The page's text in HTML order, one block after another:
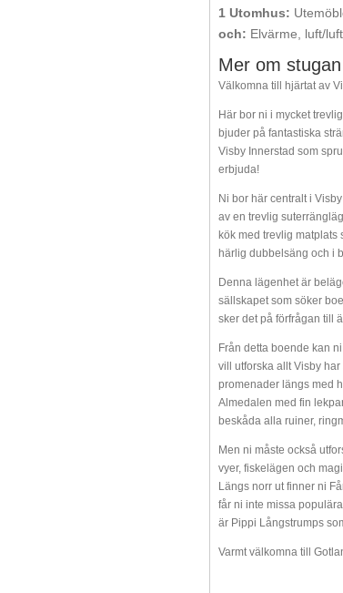
1 Utomhus:
och: Elvärme, luft/
Mer om stugan
Välkomna till hjärtat av
Här bor ni i mycket
bjuder på fantastiska
Visby Innerstad som
erbjuda!
Ni bor här centralt i
av en trevlig
kök med trevlig matplats
härlig dubbelsäng och i
Denna lägenhet är
sällskapet som söker
sker det på förfrågan till
Från detta boende kan
vill utforska allt Visby
promenader längs med
Almedalen med fin
beskåda alla ruiner,
Men ni måste också
vyer, fiskelägen och
Längs norr ut finner ni
får ni inte missa
är Pippi Långstrumps
Varmt välkomna till